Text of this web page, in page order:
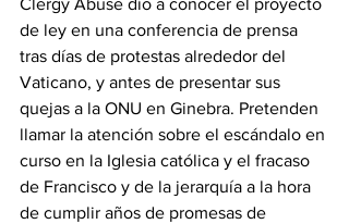
Clergy Abuse dio a conocer el proyecto
de ley en una conferencia de prensa
tras días de protestas alrededor del
Vaticano, y antes de presentar sus
quejas a la ONU en Ginebra. Pretenden
llamar la atención sobre el escándalo en
curso en la Iglesia católica y el fracaso
de Francisco y de la jerarquía a la hora
de cumplir años de promesas de